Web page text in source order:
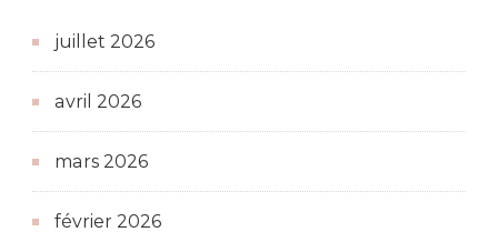
juillet 2026
avril 2026
mars 2026
février 2026